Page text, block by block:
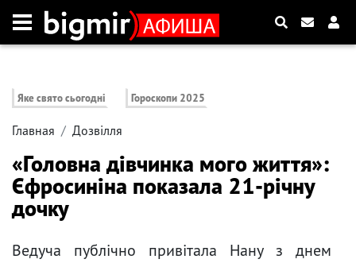
Яке свято сьогодні Гороскопи 2025
Главная Дозвілля
«Головна дівчинка мого життя»:
Єфросиніна показала 21-річну
дочку
Ведуча публічно привітала Нану з днем ​​